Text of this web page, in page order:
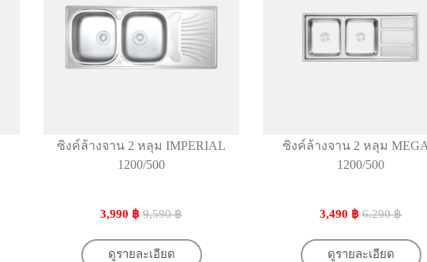
ซิงค์ล้างจาน 2 หลุม IMPERIAL
1200/500
3,990 ฿ 9,590 ฿
ดูรายละเอียด
ซิงค์ล้างจาน 2 หลุม
1200/500
3,490 ฿ 6,290 ฿
ดูรายละเอียด